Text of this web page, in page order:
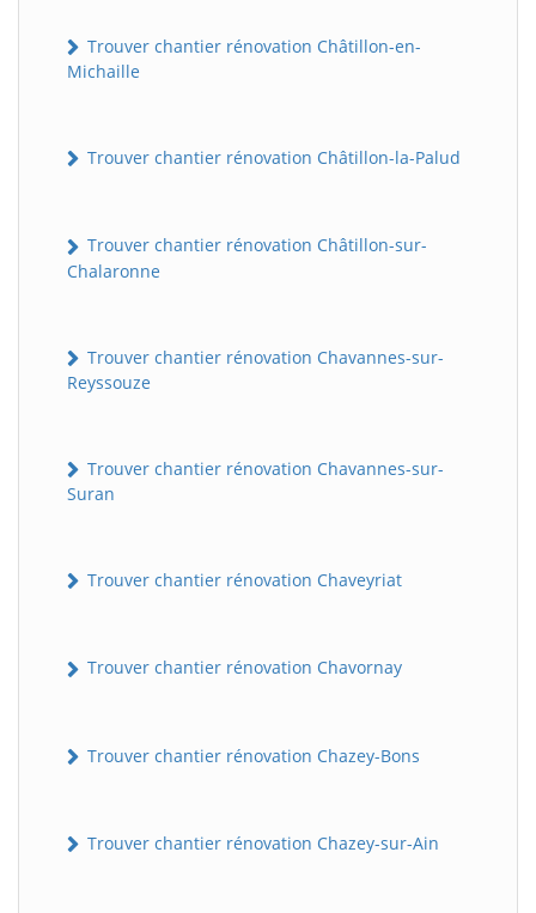
Trouver chantier rénovation Châtillon-en-
Michaille
Trouver chantier rénovation Châtillon-la-Palud
Trouver chantier rénovation Châtillon-sur-
Chalaronne
Trouver chantier rénovation Chavannes-sur-
Reyssouze
Trouver chantier rénovation Chavannes-sur-
Suran
Trouver chantier rénovation Chaveyriat
Trouver chantier rénovation Chavornay
Trouver chantier rénovation Chazey-Bons
Trouver chantier rénovation Chazey-sur-Ain
B BatiWebPro